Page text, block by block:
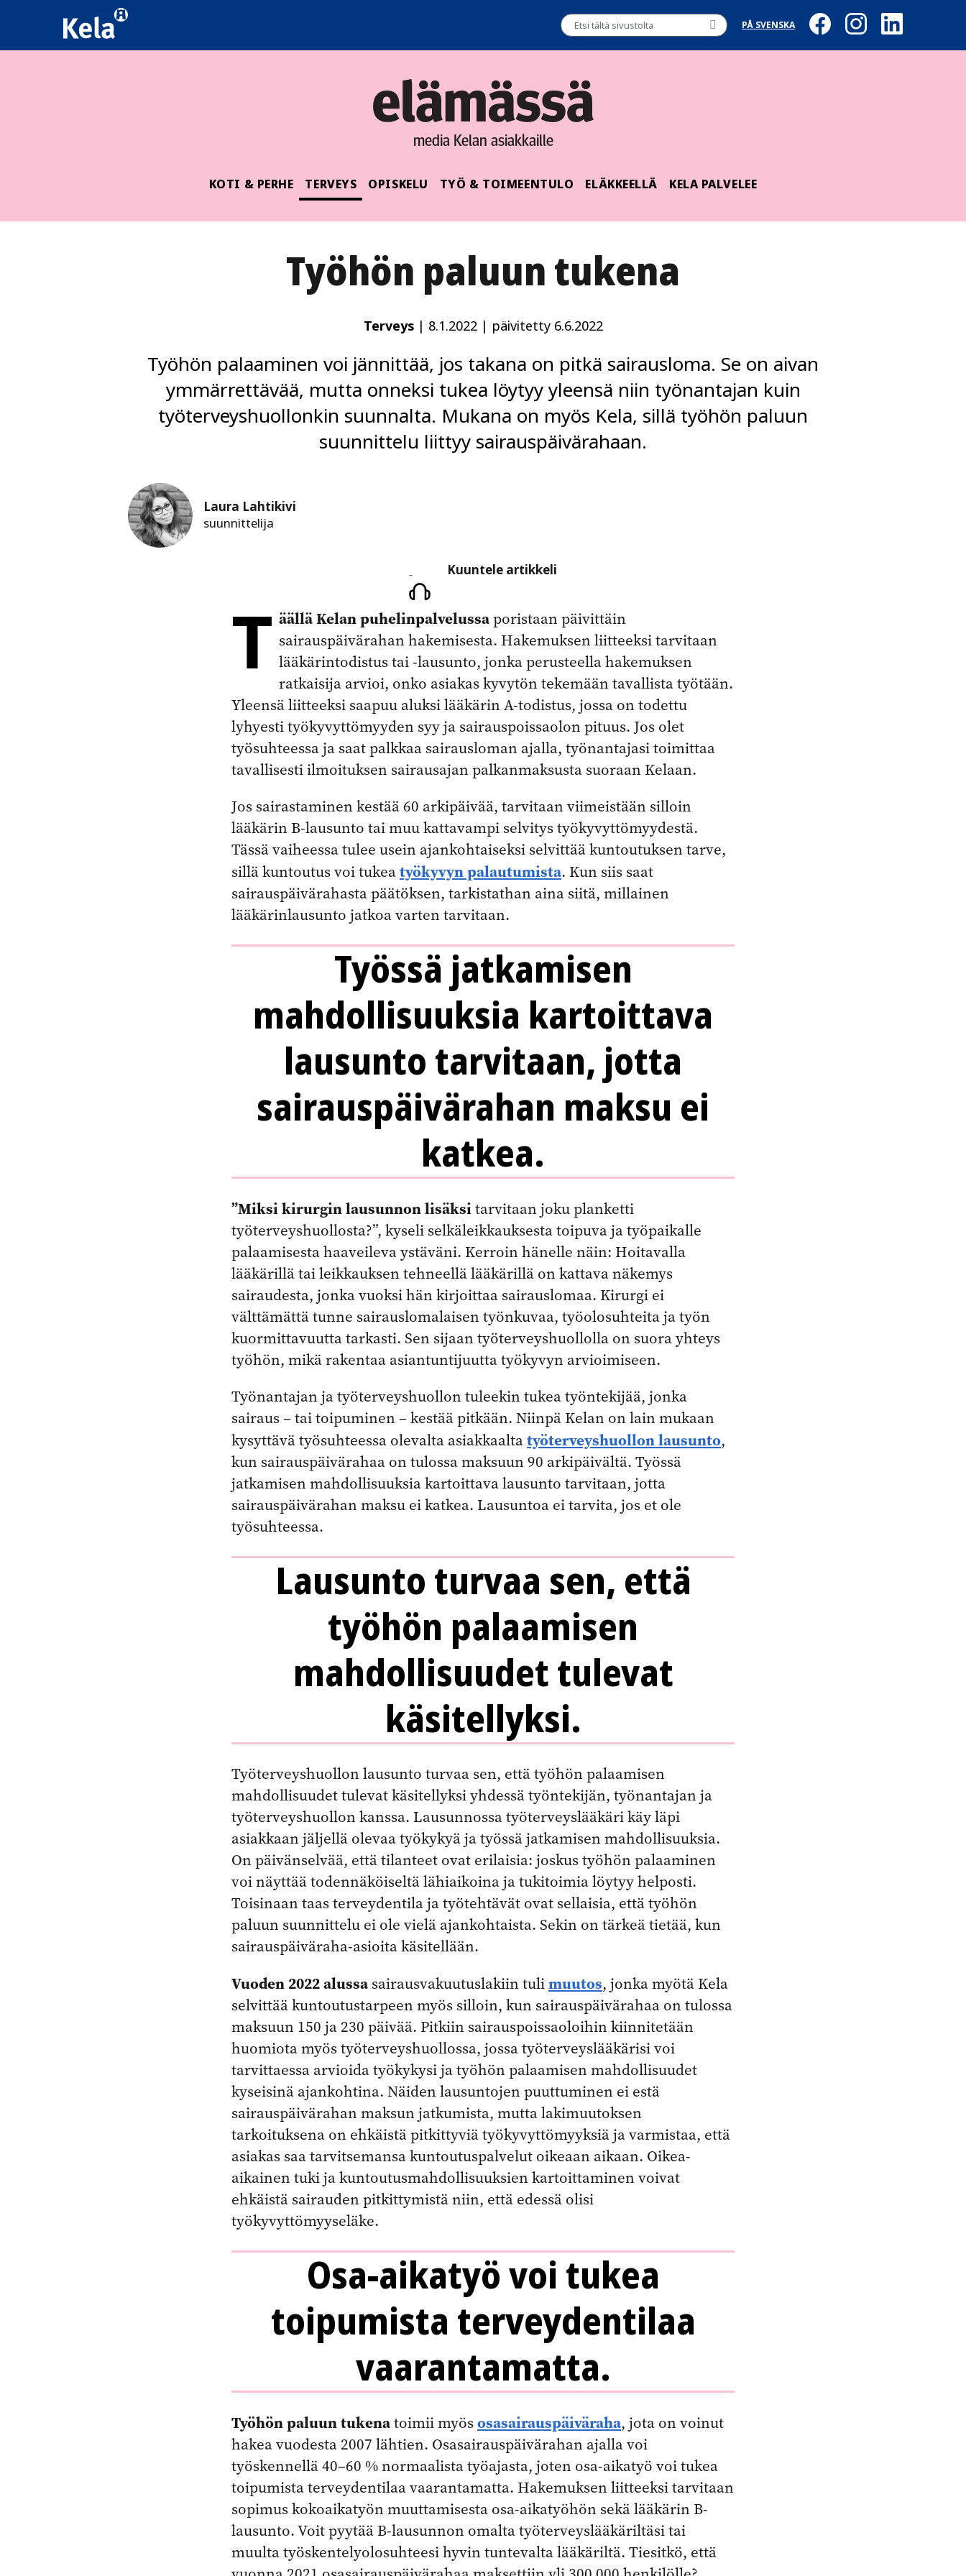
PÅ SVENSKA
media Kelan asiakkaille
KOTI & PERHE TERVEYS OPISKELU TYÖ & TOIMEENTULO ELÄKKEELLÄ KELA PALVELEE
Työhön paluun tukena
Terveys | 8.1.2022| päivitetty 6.6.2022
Työhön palaaminen voi jännittää, jos takana on pitkä sairausloma. Se on aivan
ymmärrettävää, mutta onneksi tukea löytyy yleensä niin työnantajan kuin
työterveyshuollonkin suunnalta. Mukana on myös Kela, sillä työhön paluun
suunnittelu liittyy sairauspäivärahaan.
Laura Lahtikivi
suunnittelija
Kuuntele
artikkeli
Kuuntele artikkeli
T äällä Kelan puhelinpalvelussaporistaan päivittäin
sairauspäivärahan hakemisesta. Hakemuksen liitteeksi tarvitaan
lääkärintodistus tai -lausunto, jonka perusteella hakemuksen
ratkaisija arvioi, onko asiakas kyvytön tekemään tavallista työtään.
Yleensä liitteeksi saapuu aluksi lääkärin A-todistus, jossa on todettu
lyhyesti työkyvyttömyyden syy ja sairauspoissaolon pituus. Jos olet
työsuhteessa ja saat palkkaa sairausloman ajalla, työnantajasi toimittaa
tavallisesti ilmoituksen sairausajan palkanmaksusta suoraan Kelaan.
Jos sairastaminen kestää 60 arkipäivää, tarvitaan viimeistään silloin
lääkärin B-lausunto tai muu kattavampi selvitys työkyvyttömyydestä.
Tässä vaiheessa tulee usein ajankohtaiseksi selvittää kuntoutuksen tarve,
sillä kuntoutus voi tukeatyökyvyn palautumista. Kun siis saat
sairauspäivärahasta päätöksen, tarkistathan aina siitä, millainen
lääkärinlausunto jatkoa varten tarvitaan.
Työssä jatkamisen
mahdollisuuksia kartoittava
lausunto tarvitaan, jotta
sairauspäivärahan maksu ei
katkea.
”Miksi kirurgin lausunnon lisäksitarvitaan joku planketti
työterveyshuollosta?”, kyseli selkäleikkauksesta toipuva ja työpaikalle
palaamisesta haaveileva ystäväni. Kerroin hänelle näin: Hoitavalla
lääkärillä tai leikkauksen tehneellä lääkärillä on kattava näkemys
sairaudesta, jonka vuoksi hän kirjoittaa sairauslomaa. Kirurgi ei
välttämättä tunne sairauslomalaisen työnkuvaa, työolosuhteita ja työn
kuormittavuutta tarkasti. Sen sijaan työterveyshuollolla on suora yhteys
työhön, mikä rakentaa asiantuntijuutta työkyvyn arvioimiseen.
Työnantajan ja työterveyshuollon tuleekin tukea työntekijää, jonka
sairaus – tai toipuminen – kestää pitkään. Niinpä Kelan on lain mukaan
kysyttävä työsuhteessa olevalta asiakkaaltatyöterveyshuollon lausunto,
kun sairauspäivärahaa on tulossa maksuun 90 arkipäivältä. Työssä
jatkamisen mahdollisuuksia kartoittava lausunto tarvitaan, jotta
sairauspäivärahan maksu ei katkea. Lausuntoa ei tarvita, jos et ole
työsuhteessa.
Lausunto turvaa sen, että
työhön palaamisen
mahdollisuudet tulevat
käsitellyksi.
Työterveyshuollon lausunto turvaa sen, että työhön palaamisen
mahdollisuudet tulevat käsitellyksi yhdessä työntekijän, työnantajan ja
työterveyshuollon kanssa. Lausunnossa työterveyslääkäri käy läpi
asiakkaan jäljellä olevaa työkykyä ja työssä jatkamisen mahdollisuuksia.
On päivänselvää, että tilanteet ovat erilaisia: joskus työhön palaaminen
voi näyttää todennäköiseltä lähiaikoina ja tukitoimia löytyy helposti.
Toisinaan taas terveydentila ja työtehtävät ovat sellaisia, että työhön
paluun suunnittelu ei ole vielä ajankohtaista. Sekin on tärkeä tietää, kun
sairauspäiväraha-asioita käsitellään.
Vuoden 2022 alussa sairausvakuutuslakiin tulimuutos, jonka myötä Kela
selvittää kuntoutustarpeen myös silloin, kun sairauspäivärahaa on tulossa
maksuun 150 ja 230 päivää. Pitkiin sairauspoissaoloihin kiinnitetään
huomiota myös työterveyshuollossa, jossa työterveyslääkärisi voi
tarvittaessa arvioida työkykysi ja työhön palaamisen mahdollisuudet
kyseisinä ajankohtina. Näiden lausuntojen puuttuminen ei estä
sairauspäivärahan maksun jatkumista, mutta lakimuutoksen
tarkoituksena on ehkäistä pitkittyviä työkyvyttömyyksiä ja varmistaa, että
asiakas saa tarvitsemansa kuntoutuspalvelut oikeaan aikaan. Oikea-
aikainen tuki ja kuntoutusmahdollisuuksien kartoittaminen voivat
ehkäistä sairauden pitkittymistä niin, että edessä olisi
työkyvyttömyyseläke.
Osa-aikatyö voi tukea
toipumista terveydentilaa
vaarantamatta.
Työhön paluun tukenatoimii myösosasairauspäiväraha, jota on voinut
hakea vuodesta 2007 lähtien. Osasairauspäivärahan ajalla voi
työskennellä 40–60 % normaalista työajasta, joten osa-aikatyö voi tukea
toipumista terveydentilaa vaarantamatta. Hakemuksen liitteeksi tarvitaan
sopimus kokoaikatyön muuttamisesta osa-aikatyöhön sekä lääkärin B-
lausunto. Voit pyytää B-lausunnon omalta työterveyslääkäriltäsi tai
muulta työskentelyolosuhteesi hyvin tuntevalta lääkäriltä. Tiesitkö, että